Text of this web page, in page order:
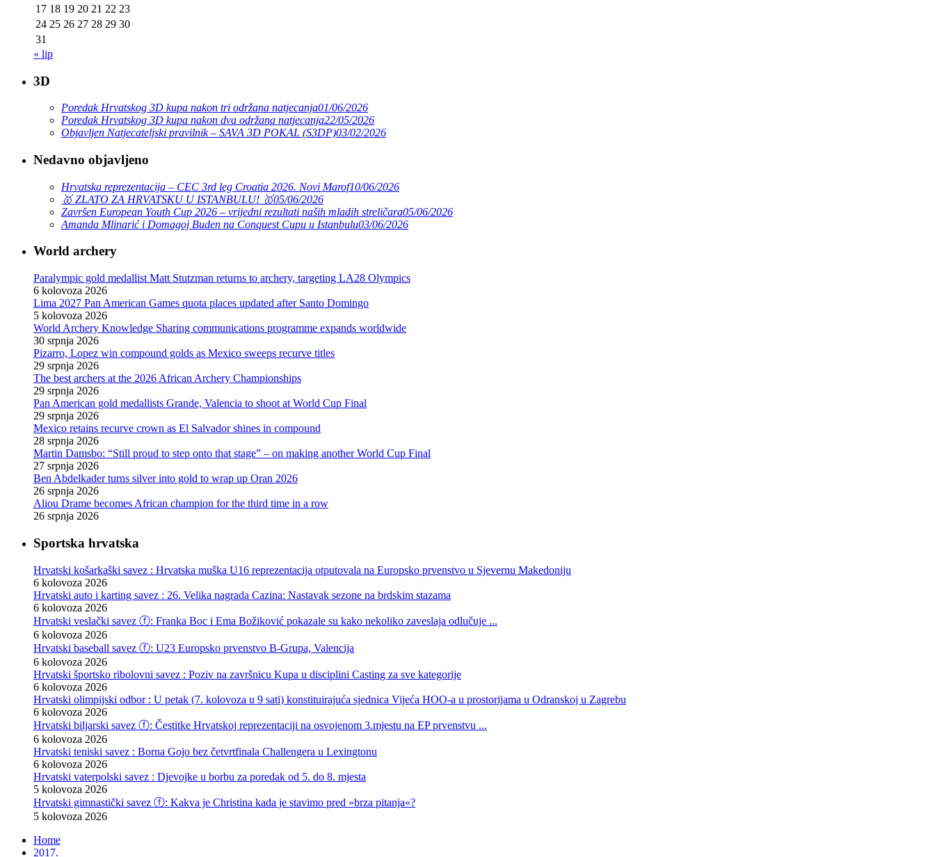
17 18 19 20 21 22 23
24 25 26 27 28 29 30
31
« lip
3D
Poredak Hrvatskog 3D kupa nakon tri održana natjecanja01/06/2026
Poredak Hrvatskog 3D kupa nakon dva održana natjecanja22/05/2026
Objavljen Natjecateljski pravilnik – SAVA 3D POKAL (S3DP)03/02/2026
Nedavno objavljeno
Hrvatska reprezentacija – CEC 3rd leg Croatia 2026. Novi Marof10/06/2026
🥇 ZLATO ZA HRVATSKU U ISTANBULU! 🥇05/06/2026
Završen European Youth Cup 2026 – vrijedni rezultati naših mladih streličara05/06/2026
Amanda Mlinarić i Domagoj Buden na Conquest Cupu u Istanbulu03/06/2026
World archery
Paralympic gold medallist Matt Stutzman returns to archery, targeting LA28 Olympics
6 kolovoza 2026
Lima 2027 Pan American Games quota places updated after Santo Domingo
5 kolovoza 2026
World Archery Knowledge Sharing communications programme expands worldwide
30 srpnja 2026
Pizarro, Lopez win compound golds as Mexico sweeps recurve titles
29 srpnja 2026
The best archers at the 2026 African Archery Championships
29 srpnja 2026
Pan American gold medallists Grande, Valencia to shoot at World Cup Final
29 srpnja 2026
Mexico retains recurve crown as El Salvador shines in compound
28 srpnja 2026
Martin Damsbo: “Still proud to step onto that stage” – on making another World Cup Final
27 srpnja 2026
Ben Abdelkader turns silver into gold to wrap up Oran 2026
26 srpnja 2026
Aliou Drame becomes African champion for the third time in a row
26 srpnja 2026
Sportska hrvatska
Hrvatski košarkaški savez : Hrvatska muška U16 reprezentacija otputovala na Europsko prvenstvo u Sjevernu Makedoniju
6 kolovoza 2026
Hrvatski auto i karting savez : 26. Velika nagrada Cazina: Nastavak sezone na brdskim stazama
6 kolovoza 2026
Hrvatski veslački savez ⓕ: Franka Boc i Ema Božiković pokazale su kako nekoliko zaveslaja odlučuje ...
6 kolovoza 2026
Hrvatski baseball savez ⓕ: U23 Europsko prvenstvo B-Grupa, Valencija
6 kolovoza 2026
Hrvatski športsko ribolovni savez : Poziv na završnicu Kupa u disciplini Casting za sve kategorije
6 kolovoza 2026
Hrvatski olimpijski odbor : U petak (7. kolovoza u 9 sati) konstituirajuća sjednica Vijeća HOO-a u prostorijama u Odranskoj u Zagrebu
6 kolovoza 2026
Hrvatski biljarski savez ⓕ: Čestitke Hrvatskoj reprezentaciji na osvojenom 3.mjestu na EP prvenstvu ...
6 kolovoza 2026
Hrvatski teniski savez : Borna Gojo bez četvrtfinala Challengera u Lexingtonu
6 kolovoza 2026
Hrvatski vaterpolski savez : Djevojke u borbu za poredak od 5. do 8. mjesta
5 kolovoza 2026
Hrvatski gimnastički savez ⓕ: Kakva je Christina kada je stavimo pred »brza pitanja«?
5 kolovoza 2026
Home
2017.